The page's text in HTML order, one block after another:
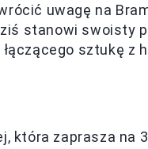
uwagę na
stanowi swoisty
sztukę z
która zaprasza na